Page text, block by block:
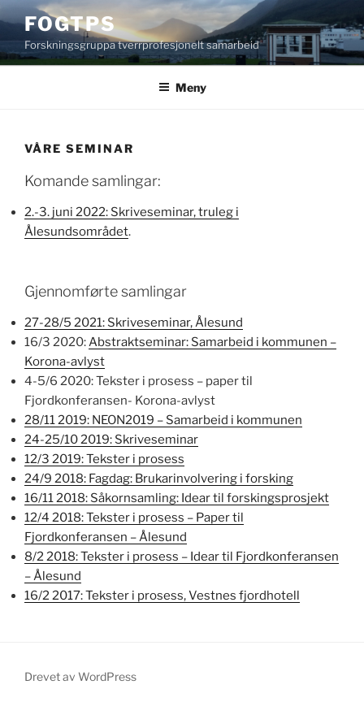
Gå
til
innhold
FOGTPS
Forskningsgruppa tverrprofesjonelt samarbeid
Meny
VÅRE SEMINAR
Komande samlingar:
2.-3. juni 2022: Skriveseminar, truleg i
Ålesundsområdet.
Gjennomførte samlingar
27-28/5 2021: Skriveseminar, Ålesund
16/3 2020: Abstraktseminar: Samarbeid i kommunen –
Korona-avlyst
4-5/6 2020: Tekster i prosess – paper til
Fjordkonferansen- Korona-avlyst
28/11 2019: NEON2019 – Samarbeid i kommunen
24-25/10 2019: Skriveseminar
12/3 2019: Tekster i prosess
24/9 2018: Fagdag: Brukarinvolvering i forsking
16/11 2018: Såkornsamling: Idear til forskingsprosjekt
12/4 2018: Tekster i prosess – Paper til
Fjordkonferansen – Ålesund
8/2 2018: Tekster i prosess – Idear til Fjordkonferansen
– Ålesund
16/2 2017: Tekster i prosess, Vestnes fjordhotell
Drevet av WordPress